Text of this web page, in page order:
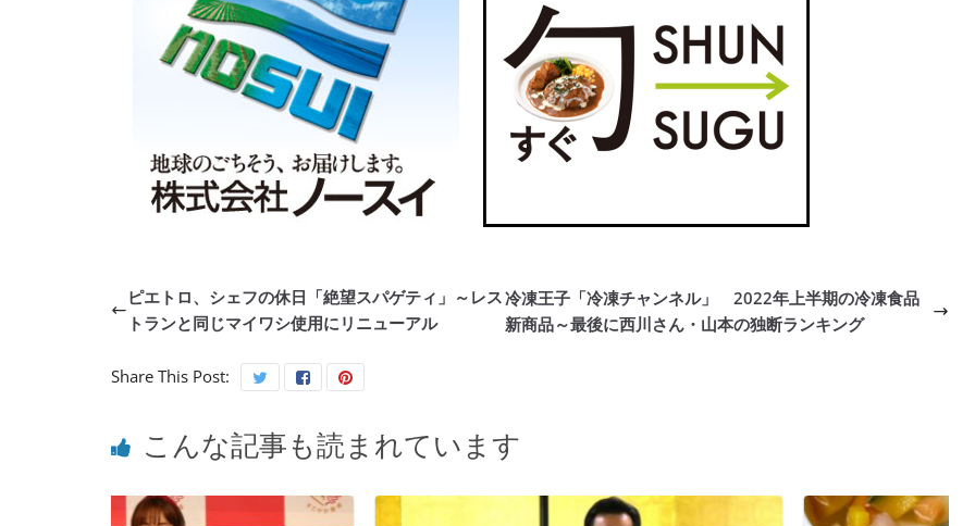
ピエトロ、シェフの休日「絶望スパゲティ」～レス
トランと同じマイワシ使用にリニューアル
冷凍王子「冷凍チャンネル」 2022年上半期の冷凍食品
新商品～最後に西川さん・山本の独断ランキング
Share This Post:
こんな記事も読まれています